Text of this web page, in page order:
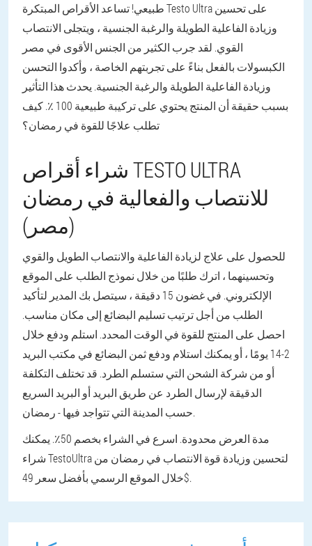
طبيعي! تساعد الأقراص المبتكرة Testo Ultra على تحسين
وزيادة الفاعلية الطويلة والرغبة الجنسية ، ويتجلى الانتصاب
القوي. لقد جرب الكثير من الجنس الأقوى في مصر
الكبسولات بالفعل بناءً على تجربتهم الخاصة ، وأكدوا التحسن
وزيادة الفاعلية الطويلة والرغبة الجنسية. يحدث هذا التأثير
بسبب حقيقة أن المنتج يحتوي على تركيبة طبيعية 100 ٪. كيف
تطلب علاجًا للقوة في رمضان؟
شراء أقراص TESTO ULTRA
للانتصاب والفعالية في رمضان
(مصر)
للحصول على علاج لزيادة الفاعلية والانتصاب الطويل والقوي
وتحسينهما ، اترك طلبًا من خلال نموذج الطلب على الموقع
الإلكتروني. في غضون 15 دقيقة ، سيتصل بك المدير لتأكيد
الطلب من أجل ترتيب تسليم البضائع إلى مكان مناسب.
احصل على المنتج للقوة في الوقت المحدد. استلم ودفع خلال
2-14 يومًا ، أو يمكنك استلام ودفع ثمن البضائع في مكتب البريد
أو من شركة الشحن التي ستسلم الطرد. قد تختلف التكلفة
الدقيقة لإرسال الطرد عن طريق البريد أو البريد السريع
حسب المدينة التي تتواجد فيها - رمضان.
مدة العرض محدودة. اسرع في الشراء بخصم 50٪. يمكنك
شراء TestoUltra لتحسين وزيادة قوة الانتصاب في رمضان من
خلال الموقع الرسمي بأفضل سعر 49$.